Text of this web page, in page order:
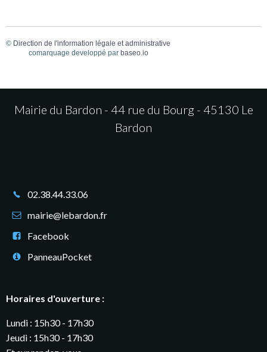
© Direction de l'information légale et administrative
comarquage developpé par baseo.io
Mairie du Bardon - 44 rue du Bourg - 45130 Le
Bardon
02.38.44.33.06
mairie@lebardon.fr
Facebook
PanneauPocket
Horaires d'ouverture :
Lundi : 15h30 - 17h30
Jeudi : 15h30 - 17h30